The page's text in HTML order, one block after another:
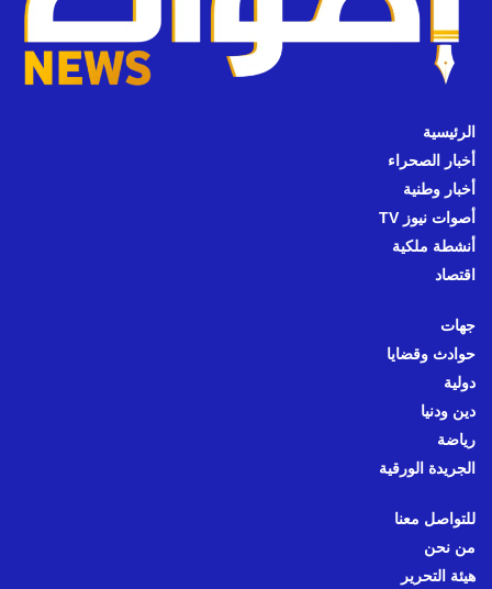
الرئيسية
أخبار الصحراء
أخبار وطنية
أصوات نيوز TV
أنشطة ملكية
اقتصاد
جهات
حوادث وقضايا
دولية
دين ودنيا
رياضة
الجريدة الورقية
للتواصل معنا
من نحن
هيئة التحرير